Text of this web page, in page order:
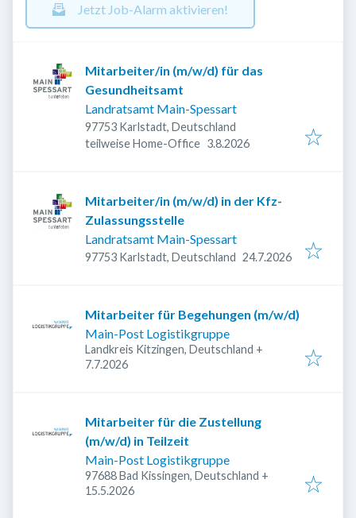
Jetzt Job-Alarm aktivieren!
Mitarbeiter/in (m/w/d) für das
Gesundheitsamt
Landratsamt Main-Spessart
97753 Karlstadt, Deutschland
teilweise Home-Office Veröffentlicht
3.8.2026
Mitarbeiter/in (m/w/d) in der Kfz-
Zulassungsstelle
Landratsamt Main-Spessart
97753 Karlstadt, Deutschland Veröffentlicht:
24.7.2026
Mitarbeiter für Begehungen (m/w/d)
Main-Post Logistikgruppe
Landkreis Kitzingen, Deutschland +
Veröffentlicht
7.7.2026
Mitarbeiter für die Zustellung
(m/w/d) in Teilzeit
Main-Post Logistikgruppe
97688 Bad Kissingen, Deutschland +
Veröffentlicht
15.5.2026